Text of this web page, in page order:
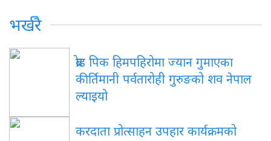
भर्खरै
ब्रोड पिक हिमपहिरोमा ज्यान गुमाएका
कीर्तिमानी पर्वतारोही गुरुङको शव नेपाल
ल्याइयो
करदाता प्रोत्साहन उपहार कार्यक्रमको